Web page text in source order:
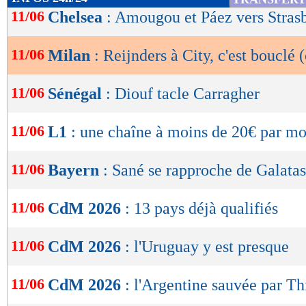
de
OK
11/06 Chelsea : Amougou et Páez vers
11/06 Milan : Reijnders à City, c'est bouclé
11/06 Sénégal : Diouf tacle Carragher
11/06 L1 : une chaîne à moins de 20€ par
11/06 Bayern : Sané se rapproche de
11/06 CdM 2026 : 13 pays déjà qualifiés
11/06 CdM 2026 : l'Uruguay y est presque
11/06 CdM 2026 : l'Argentine sauvée par